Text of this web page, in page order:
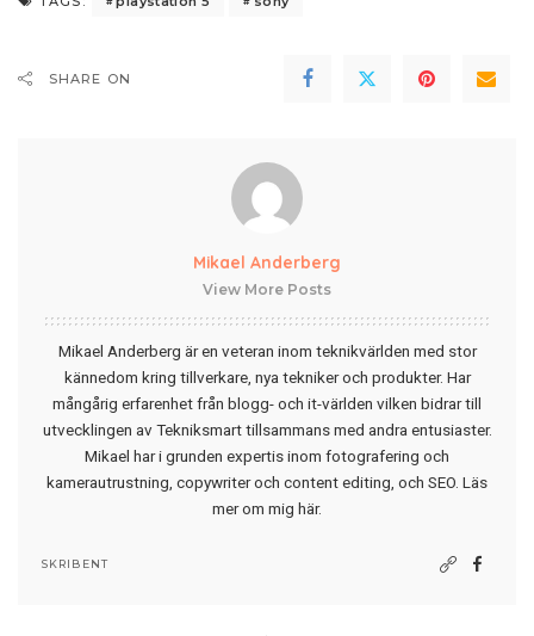
SHARE ON
Mikael Anderberg
View More Posts
Mikael Anderberg är en veteran inom teknikvärlden med stor
kännedom kring tillverkare, nya tekniker och produkter. Har
mångårig erfarenhet från blogg- och it-världen vilken bidrar till
utvecklingen av Tekniksmart tillsammans med andra entusiaster.
Mikael har i grunden expertis inom fotografering och
kamerautrustning, copywriter och content editing, och SEO. Läs
mer om mig här.
SKRIBENT